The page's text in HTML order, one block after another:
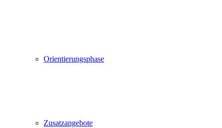
Orientierungsphase
Zusatzangebote